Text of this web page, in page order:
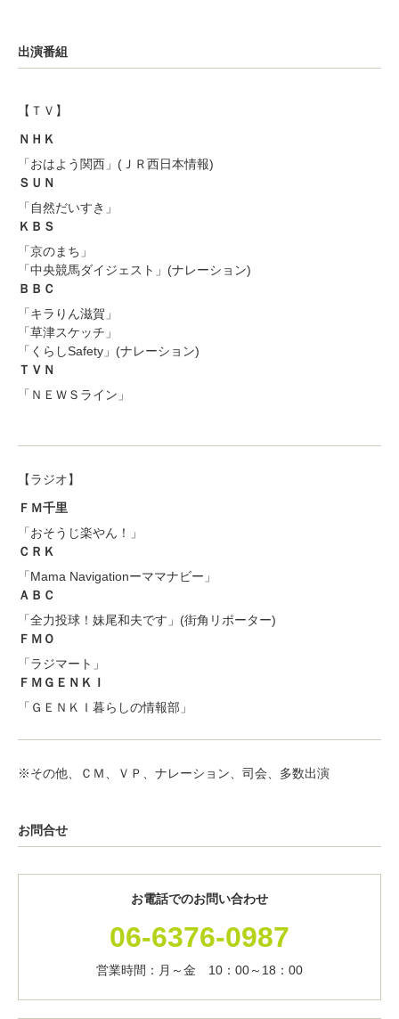
出演番組
【ＴＶ】
ＮＨＫ
「おはよう関西」(ＪＲ西日本情報)
ＳＵＮ
「自然だいすき」
ＫＢＳ
「京のまち」
「中央競馬ダイジェスト」(ナレーション)
ＢＢＣ
「キラりん滋賀」
「草津スケッチ」
「くらしSafety」(ナレーション)
ＴＶＮ
「ＮＥＷＳライン」
【ラジオ】
ＦＭ千里
「おそうじ楽やん！」
ＣＲＫ
「Mama Navigationーママナビー」
ＡＢＣ
「全力投球！妹尾和夫です」(街角リポーター)
ＦＭＯ
「ラジマート」
ＦＭＧＥＮＫＩ
「ＧＥＮＫＩ暮らしの情報部」
※その他、ＣＭ、ＶＰ、ナレーション、司会、多数出演
お問合せ
お電話でのお問い合わせ
06-6376-0987
営業時間：月～金 10：00～18：00